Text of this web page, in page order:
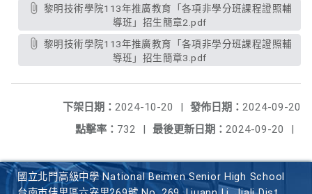
導班」招生簡章2.pdf
導班」招生簡章3.pdf
發佈日期： 2024-09-20
下架日期： 2024-10-20
|
最後更新日期： 2024-09-20 |
點擊率： 732 |
國立北門高級中學 National Beimen Senior High School